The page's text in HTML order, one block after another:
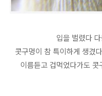
입을 벌렸다
콧구멍이 참 특이하게 생겼
이름듣고 겁먹었다가도